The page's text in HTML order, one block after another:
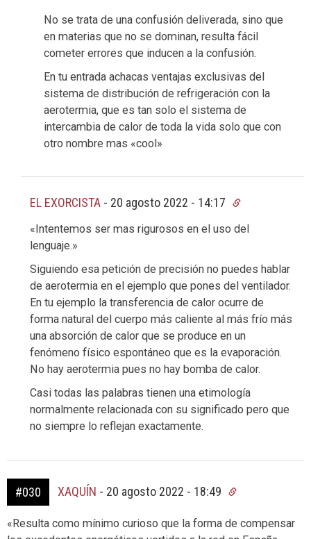
No se trata de una confusión deliverada, sino que
en materias que no se dominan, resulta fácil
cometer errores que inducen a la confusión.
En tu entrada achacas ventajas exclusivas del
sistema de distribución de refrigeración con la
aerotermia, que es tan solo el sistema de
intercambia de calor de toda la vida solo que con
otro nombre mas «cool»
EL EXORCISTA - 20 agosto 2022 - 14:17
«Intentemos ser mas rigurosos en el uso del
lenguaje.»
Siguiendo esa petición de precisión no puedes hablar
de aerotermia en el ejemplo que pones del ventilador.
En tu ejemplo la transferencia de calor ocurre de
forma natural del cuerpo más caliente al más frío más
una absorción de calor que se produce en un
fenómeno físico espontáneo que es la evaporación.
No hay aerotermia pues no hay bomba de calor.
Casi todas las palabras tienen una etimología
normalmente relacionada con su significado pero que
no siempre lo reflejan exactamente.
#030 XAQUÍN - 20 agosto 2022 - 18:49
«Resulta como mínimo curioso que la forma de compensar